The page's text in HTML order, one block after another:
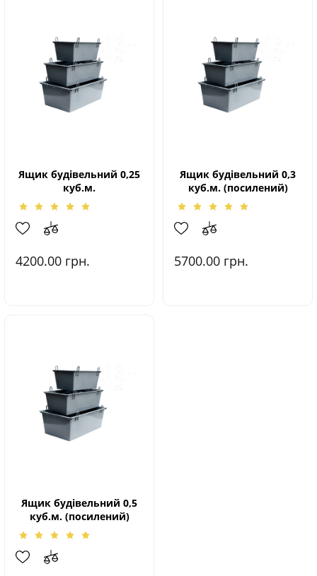
Ящик будівельний 0,25
куб.м.
4200.00 грн.
Ящик будівельний 0,3
куб.м. (посилений)
5700.00 грн.
Ящик будівельний 0,5
куб.м. (посилений)